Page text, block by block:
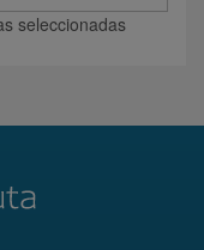
seleccionadas